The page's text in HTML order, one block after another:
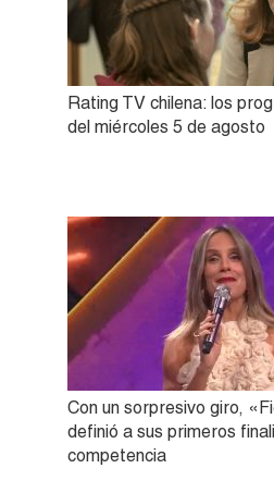
Rating TV chilena: los
del miércoles 5 de agosto
Con un sorpresivo giro,
definió a sus primeros
competencia